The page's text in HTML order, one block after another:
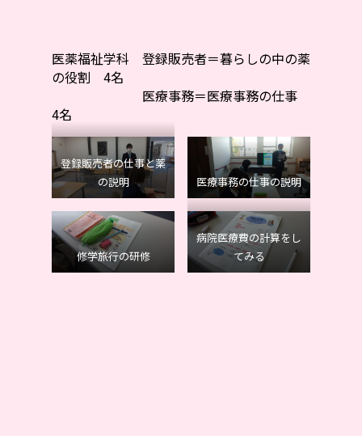
医薬福祉学科 登録販売者＝暮らしの中の薬
の役割 4名
医療事務＝医療事務の仕事
4名
登録販売者の仕事と薬
の説明
医療事務の仕事の説明
修学旅行の研修
病院医療費の計算をし
てみる